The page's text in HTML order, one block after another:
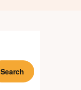
Search